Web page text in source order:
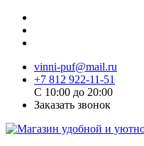
vinni-puf@mail.ru
+7 812 922-11-51
C 10:00 до 20:00
Заказать звонок